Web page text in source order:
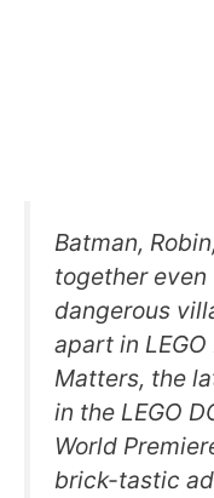
Batman,
together even
dangerous
apart in
Matters, the
in the LEGO
World
brick-tastic